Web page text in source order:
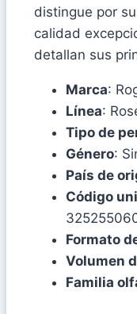
distingue por
calidad
detallan sus
Marca:
Línea:
Tipo de
Género:
País de
Código
Formato
Volumen
Familia